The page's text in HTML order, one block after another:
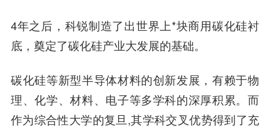
4年之后，科锐制造了出世界上*块商用碳化硅衬
底，奠定了碳化硅产业大发展的基础。
碳化硅等新型半导体材料的创新发展，有赖于物
理、化学、材料、电子等多学科的深厚积累。而
作为综合性大学的复旦,其学科交叉优势得到了充